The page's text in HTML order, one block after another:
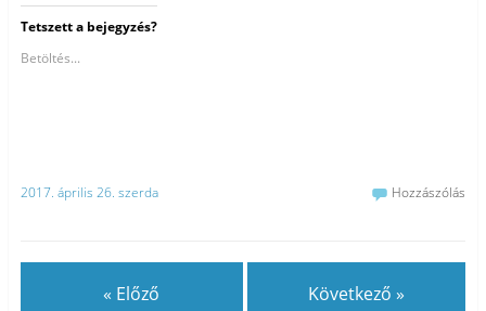
Tetszett a bejegyzés?
Betöltés...
2017. április 26. szerda Hozzászólás
« Előző Következő »